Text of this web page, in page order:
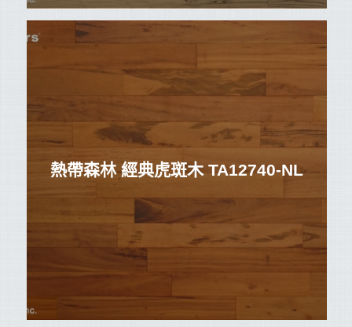
熱帶森林 經典虎斑木 TA12740-NL